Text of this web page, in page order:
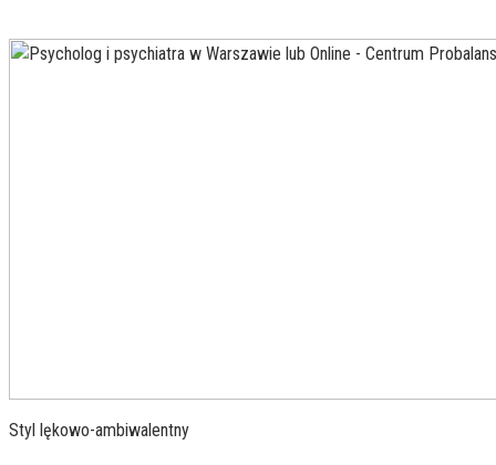
Styl lękowo-ambiwalentny